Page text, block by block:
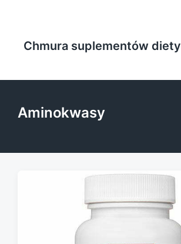
Chmura suplementów diety
Aminokwasy